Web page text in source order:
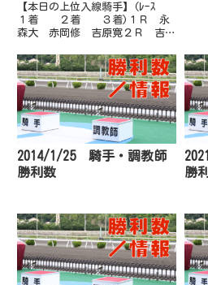
【本日の上位入線騎手】(ﾚｰｽ
１着 ２着 ３着)１Ｒ 永
森大 赤岡修 吉原寛２Ｒ 吉原
誠 永森大 岡遼太４Ｒ 妹尾
浩 赤岡修 岡遼太５Ｒ 畑中
信 吉原寛 岡遼太６Ｒ 山崎
雅 郷間勇 近藤翔７Ｒ 上田
将 畑...
2014/1/25 騎手・調教師
勝利数
勝